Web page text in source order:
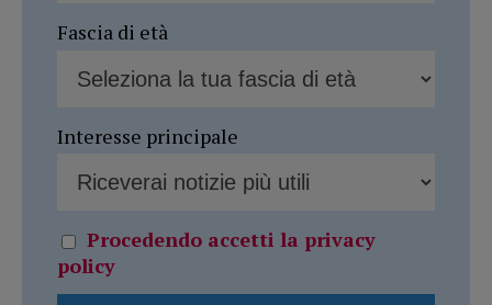
Fascia di età
Interesse principale
Procedendo accetti la privacy
policy